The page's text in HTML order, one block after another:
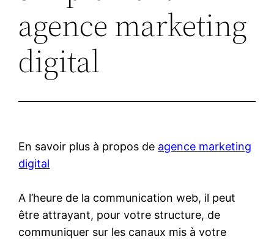
agence marketing
digital
En savoir plus à propos de agence marketing
digital
A l’heure de la communication web, il peut
être attrayant, pour votre structure, de
communiquer sur les canaux mis à votre